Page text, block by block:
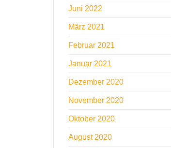
Juni 2022
März 2021
Februar 2021
Januar 2021
Dezember 2020
November 2020
Oktober 2020
August 2020